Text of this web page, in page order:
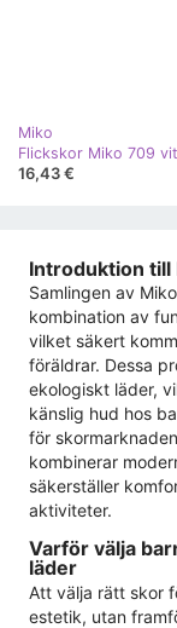
Miko
Flickskor Miko 709 vit
16,43 €
Introduktion till
Samlingen av
kombination av
vilket säkert
föräldrar. Dessa
ekologiskt läder,
känslig hud hos
för
kombinerar
säkerställer
aktiviteter.
Varför välja
läder
Att välja rätt skor
estetik, utan